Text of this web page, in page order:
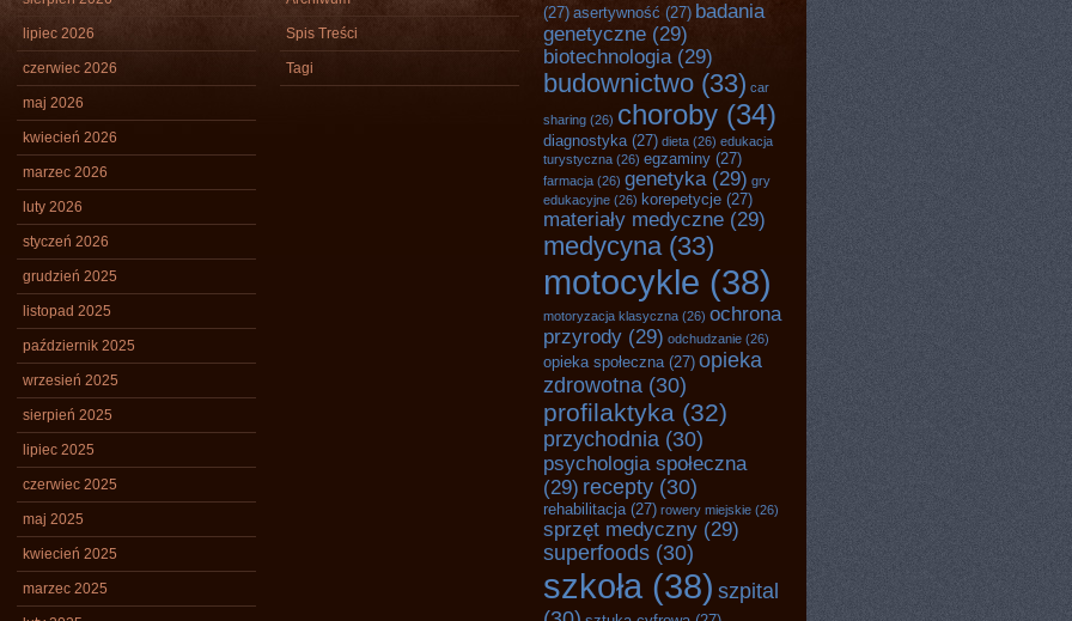
lipiec 2026
czerwiec 2026
maj 2026
kwiecień 2026
marzec 2026
luty 2026
styczeń 2026
grudzień 2025
listopad 2025
październik 2025
wrzesień 2025
sierpień 2025
lipiec 2025
czerwiec 2025
maj 2025
kwiecień 2025
marzec 2025
Spis Treści
Tagi
(27) asertywność (27) badania
genetyczne (29)
biotechnologia (29)
budownictwo (33) car
sharing (26) choroby (34)
diagnostyka(27) dieta (26) edukacja
turystyczna (26) egzaminy (27)
farmacja (26) genetyka (29) gry
edukacyjne (26) korepetycje (27)
materiały medyczne (29)
medycyna(33)
motocykle (38)
motoryzacja klasyczna (26) ochrona
przyrody (29) odchudzanie (26)
opieka społeczna(27) opieka
zdrowotna (30)
profilaktyka (32)
przychodnia (30)
psychologia społeczna
(29) recepty (30)
rehabilitacja(27) rowery miejskie (26)
sprzęt medyczny (29)
superfoods (30)
szkoła (38) szpital